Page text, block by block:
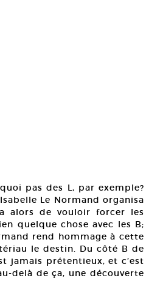
pas des L, par exemple?
Le Normand organisa
alors de vouloir forcer les
quelque chose avec les B;
rend hommage à cette
le destin. Du côté B de
jamais prétentieux, et c’est
delà de ça, une découverte